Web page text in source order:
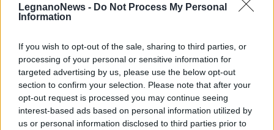
LegnanoNews - Do Not Process My Personal
Information
If you wish to opt-out of the sale, sharing to third parties, or
processing of your personal or sensitive information for
targeted advertising by us, please use the below opt-out
section to confirm your selection. Please note that after your
opt-out request is processed you may continue seeing
interest-based ads based on personal information utilized by
us or personal information disclosed to third parties prior to